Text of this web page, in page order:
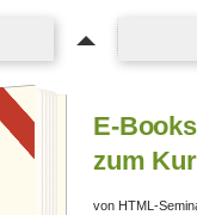
E-Books
zum
von HTML-